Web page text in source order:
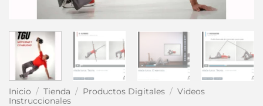
Inicio / Tienda / Productos Digitales / Videos
Instruccionales